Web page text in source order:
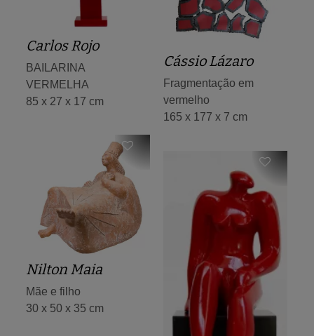
Carlos Rojo
BAILARINA
VERMELHA
85 x 27 x 17 cm
Cássio Lázaro
Fragmentação em
vermelho
165 x 177 x 7 cm
Nilton Maia
Mãe e filho
30 x 50 x 35 cm